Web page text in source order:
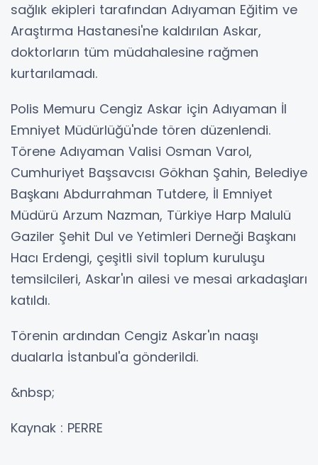
sağlık ekipleri tarafından Adıyaman Eğitim ve
Araştırma Hastanesi'ne kaldırılan Askar,
doktorların tüm müdahalesine rağmen
kurtarılamadı.
Polis Memuru Cengiz Askar için Adıyaman İl
Emniyet Müdürlüğü'nde tören düzenlendi.
Törene Adıyaman Valisi Osman Varol,
Cumhuriyet Başsavcısı Gökhan Şahin, Belediye
Başkanı Abdurrahman Tutdere, İl Emniyet
Müdürü Arzum Nazman, Türkiye Harp Malulü
Gaziler Şehit Dul ve Yetimleri Derneği Başkanı
Hacı Erdengi, çeşitli sivil toplum kuruluşu
temsilcileri, Askar'ın ailesi ve mesai arkadaşları
katıldı.
Törenin ardından Cengiz Askar'ın naaşı
dualarla İstanbul'a gönderildi.
&nbsp;
Kaynak : PERRE